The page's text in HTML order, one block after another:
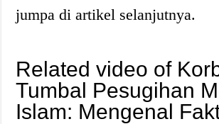
jumpa di artikel selanjutnya.
Related video of
Tumbal Pesugihan
Islam: Mengenal